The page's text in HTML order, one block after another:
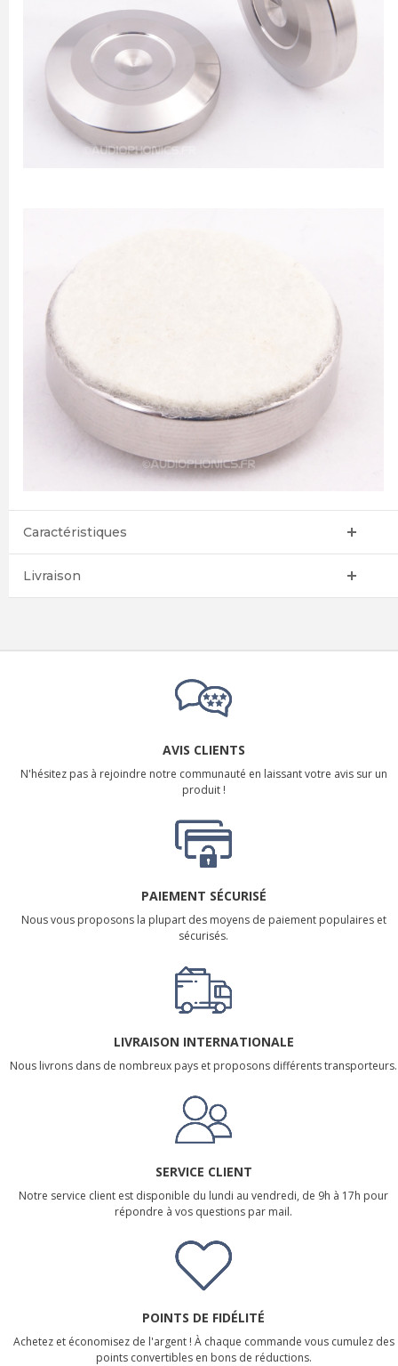
Caractéristiques
Livraison
AVIS CLIENTS
N'hésitez pas à rejoindre notre communauté en laissant votre avis sur un
produit !
PAIEMENT SÉCURISÉ
Nous vous proposons la plupart des moyens de paiement populaires et
sécurisés.
LIVRAISON INTERNATIONALE
Nous livrons dans de nombreux pays et proposons différents transporteurs.
SERVICE CLIENT
Notre service client est disponible du lundi au vendredi, de 9h à 17h pour
répondre à vos questions par mail.
POINTS DE FIDÉLITÉ
Achetez et économisez de l'argent ! À chaque commande vous cumulez des
points convertibles en bons de réductions.